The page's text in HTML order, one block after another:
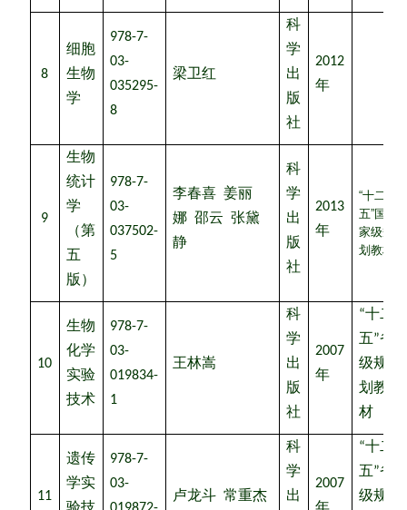
8
细胞
生物
学
978-7-
03-
035295-
8
梁卫红
科
学
出
版
社
2012
年
9
生物
统计
学
（第
五
版）
978-7-
03-
037502-
5
李春喜 姜丽
娜 邵云 张黛
静
科
学
出
版
社
2013
年
“十二
五”国
家级规
划教材
10
生物
化学
实验
技术
978-7-
03-
019834-
1
王林嵩
科
学
出
版
社
2007
年
“十二
五”省
级规
划教
材
11
遗传
学实
978-7-
03-
卢龙斗 常重杰
科
学
出
2007
“十二
五”省
级规